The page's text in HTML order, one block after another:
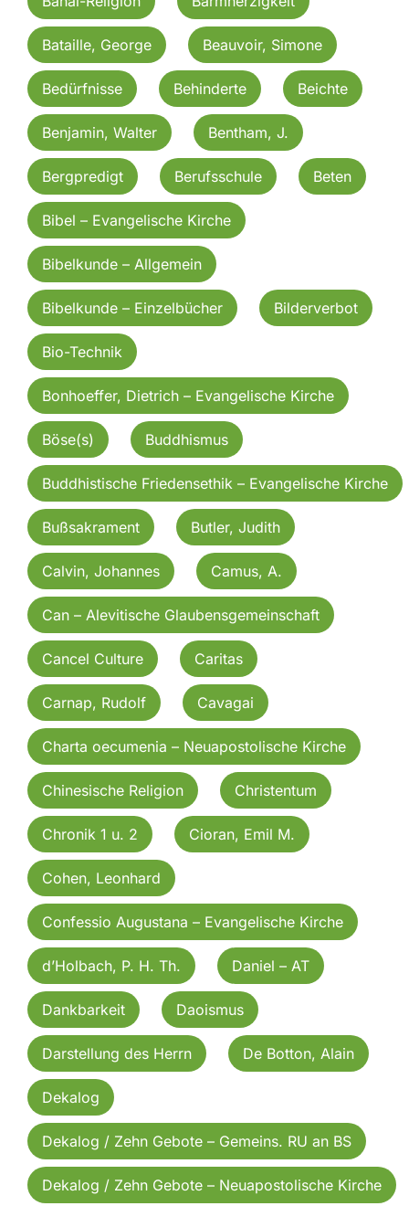
Bataille, George Beauvoir, Simone
Bedürfnisse Behinderte Beichte
Benjamin, Walter Bentham, J.
Bergpredigt Berufsschule Beten
Bibel – Evangelische Kirche
Bibelkunde – Allgemein
Bibelkunde – Einzelbücher Bilderverbot
Bio-Technik
Bonhoeffer, Dietrich – Evangelische Kirche
Böse(s) Buddhismus
Buddhistische Friedensethik – Evangelische Kirche
Bußsakrament Butler, Judith
Calvin, Johannes Camus, A.
Can – Alevitische Glaubensgemeinschaft
Cancel Culture Caritas
Carnap, Rudolf Cavagai
Charta oecumenia – Neuapostolische Kirche
Chinesische Religion Christentum
Chronik 1 u. 2 Cioran, Emil M.
Cohen, Leonhard
Confessio Augustana – Evangelische Kirche
d’Holbach, P. H. Th. Daniel – AT
Dankbarkeit Daoismus
Darstellung des Herrn De Botton, Alain
Dekalog
Dekalog / Zehn Gebote – Gemeins. RU an BS
Dekalog / Zehn Gebote – Neuapostolische Kirche